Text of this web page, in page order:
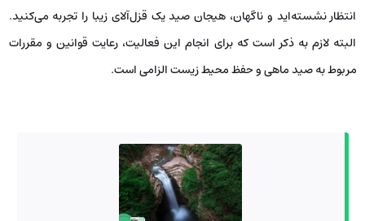
انتظار نشسته‌اید و ناگهان، هیجان صید یک قزل‌آلای زیبا را تجربه می‌کنید.
البته لازم به ذکر است که برای انجام این فعالیت، رعایت قوانین و مقررات
مربوط به صید ماهی و حفظ محیط زیست الزامی است.